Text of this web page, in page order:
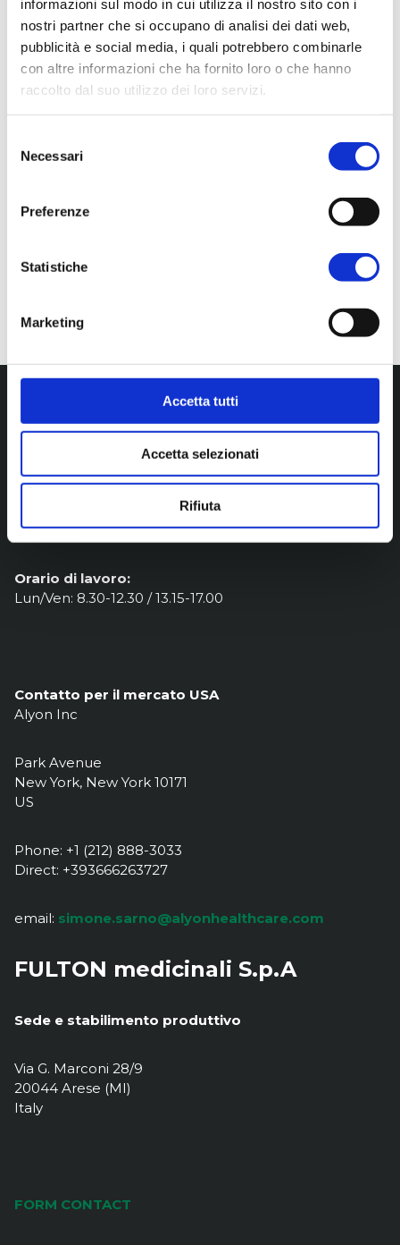
informazioni sul modo in cui utilizza il nostro sito con i
nostri partner che si occupano di analisi dei dati web,
pubblicità e social media, i quali potrebbero combinarle
con altre informazioni che ha fornito loro o che hanno
raccolto dal suo utilizzo dei loro servizi.
delNecessari
Preferenze
Statistiche
Marketing
Accetta tutti
Accetta selezionati
Rifiuta
MARCHI FULTON
Levofloxacina 500mg
CONTATTI
Informazioni generali:
Telefono +39 02 9382371
E-mail: fulton@fulton.it
Orario di lavoro:
Lun/Ven: 8.30-12.30 / 13.15-17.00
Contatto per il mercato USA
Alyon Inc
Park Avenue
New York, New York 10171
US
Phone: +1 (212) 888-3033
Direct: +393666263727
email: simone.sarno@alyonhealthcare.com
FULTON medicinali S.p.A
Sede e stabilimento produttivo
Via G. Marconi 28/9
20044 Arese (MI)
Italy
FORM CONTACT